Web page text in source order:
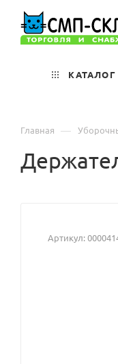
КАТАЛОГ
Главная —
Артикул: